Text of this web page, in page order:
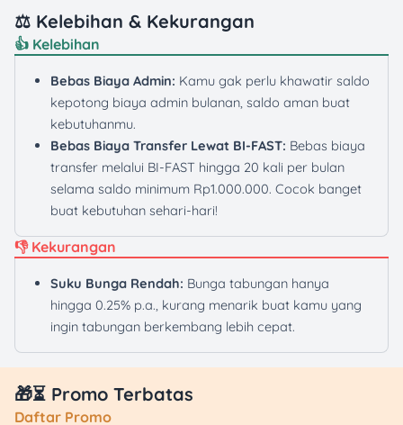
⚖️ Kelebihan & Kekurangan
👍 Kelebihan
Bebas Biaya Admin: Kamu gak perlu khawatir saldo
kepotong biaya admin bulanan, saldo aman buat
kebutuhanmu.
Bebas Biaya Transfer Lewat BI-FAST: Bebas biaya
transfer melalui BI-FAST hingga 20 kali per bulan
selama saldo minimum Rp1.000.000. Cocok banget
buat kebutuhan sehari-hari!
👎 Kekurangan
Suku Bunga Rendah: Bunga tabungan hanya
hingga 0.25% p.a., kurang menarik buat kamu yang
ingin tabungan berkembang lebih cepat.
🎁⏳ Promo Terbatas
Daftar Promo